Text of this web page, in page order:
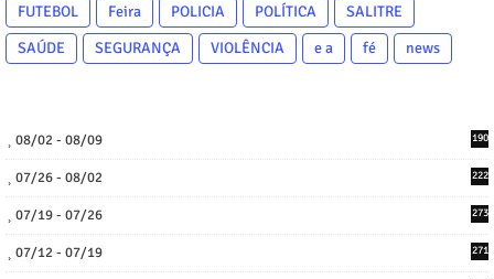
FUTEBOL
Feira POLICIA POLÍTICA
SALITRE
SAÚDE
SEGURANÇA VIOLÊNCIA e a fé news
08/02 - 08/09 190
07/26 - 08/02 222
07/19 - 07/26 273
07/12 - 07/19 271